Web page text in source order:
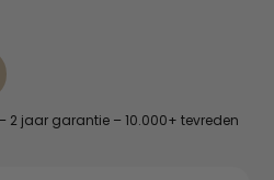
2 jaar garantie – 10.000+ tevreden